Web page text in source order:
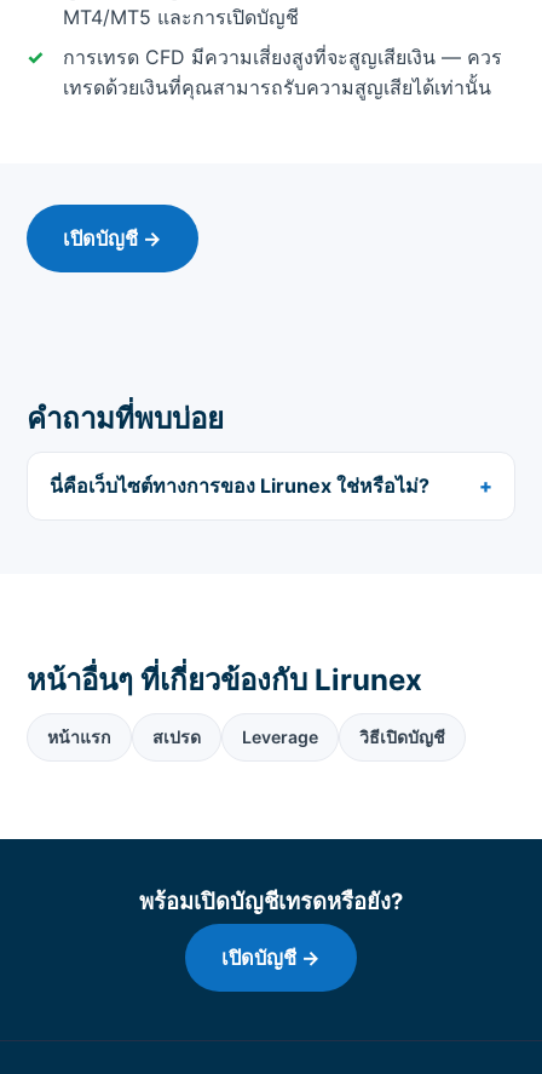
MT4/MT5 และการเปิดบัญชี
การเทรด CFD มีความเสี่ยงสูงที่จะสูญเสียเงิน — ควร
เทรดด้วยเงินที่คุณสามารถรับความสูญเสียได้เท่านั้น
เปิดบัญชี →
คำถามที่พบบ่อย
นี่คือเว็บไซต์ทางการของ Lirunex ใช่หรือไม่?
หน้าอื่นๆ ที่เกี่ยวข้องกับ Lirunex
หน้าแรก สเปรด Leverage วิธีเปิดบัญชี
พร้อมเปิดบัญชีเทรดหรือยัง?
เปิดบัญชี →